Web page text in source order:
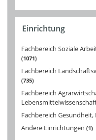
Einrichtung
Fachbereich Soziale
1071
Fachbereich
735
Fachbereich
Fachbereich
Andere Einrichtungen 1